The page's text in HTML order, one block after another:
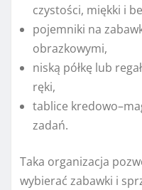
czystości, miękki i
pojemniki na
obrazkowymi,
niską półkę lub
ręki,
tablice
zadań.
Taka organizacja
wybierać zabawki i